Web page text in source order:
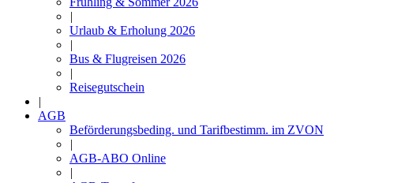
|
Urlaub & Erholung 2026
|
Bus & Flugreisen 2026
|
Reisegutschein
|
AGB
Beförderungsbeding. und Tarifbestimm. im ZVON
|
AGB-ABO Online
|